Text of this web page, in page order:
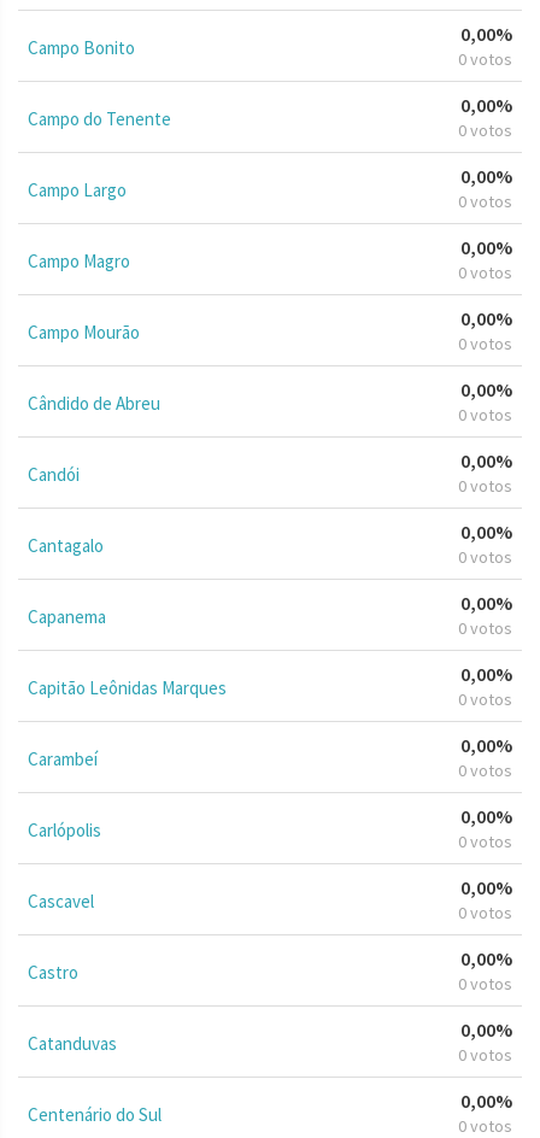
Campo Bonito
0,00%
0 votos
Campo do Tenente
0,00%
0 votos
Campo Largo
0,00%
0 votos
Campo Magro
0,00%
0 votos
Campo Mourão
0,00%
0 votos
Cândido de Abreu
0,00%
0 votos
Candói
0,00%
0 votos
Cantagalo
0,00%
0 votos
Capanema
0,00%
0 votos
Capitão Leônidas Marques
0,00%
0 votos
Carambeí
0,00%
0 votos
Carlópolis
0,00%
0 votos
Cascavel
0,00%
0 votos
Castro
0,00%
0 votos
Catanduvas
0,00%
0 votos
Centenário do Sul
0,00%
0 votos